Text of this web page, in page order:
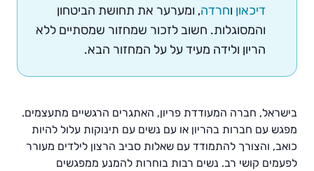
דיכאון וחרדה, ומערער את תחושת הביטחון
והמסוגלות. חשוב לזכור שמחזור שמסתיים ללא
הריון ולידה מעיד על על המחזור הבא.
בישראל, חברה המעודדת פריון, האתגרים הרגשיים מתעצמים.
מפגש עם חברות בהריון או עם נשים עם תינוקות עלול להיות
כואב, והצורך להתמודד עם שאלות סביב הרצון לילדים מעורר
לפעמים קושי רב. נשים רבות בוחרות להמנע ממפגשים